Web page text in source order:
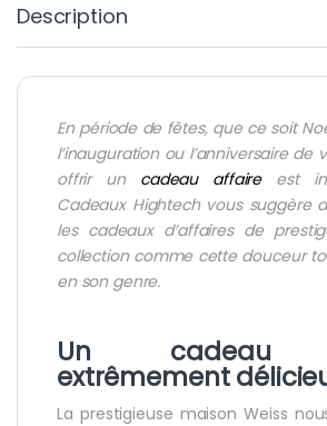
Description
En période de fêtes, que ce soit
l’inauguration ou l’anniversaire de
offrir un cadeau affaireest
Cadeaux Hightech vous suggère
les cadeaux d’affaires de
collection comme cette douceur
en son genre.
Un cadeau
extrêmement
La prestigieuse maison Weiss